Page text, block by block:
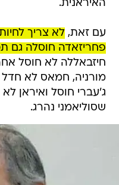
האיראנית.
עם זאת,לא צריך
פחריזאדה חוסלה גם
חיזבאללה לא חוסל
מורניה, חמאס לא
ג'עברי חוסל ואיראן
שסוליאמני נהרג.